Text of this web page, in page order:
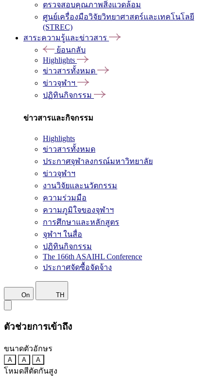
ตรวจสอบคุณภาพสิ่งแวดล้อม
ศูนย์เครื่องมือวิจัยวิทยาศาสตร์และเทคโนโลยี
(STREC)
สาระความรู้และข่าวสาร
ย้อนกลับ
Highlights
ข่าวสารทั้งหมด
ข่าวจุฬาฯ
ปฏิทินกิจกรรม
ข่าวสารและกิจกรรม
Highlights
ข่าวสารทั้งหมด
ประกาศจุฬาลงกรณ์มหาวิทยาลัย
ข่าวจุฬาฯ
งานวิจัยและนวัตกรรม
ความร่วมมือ
ความภูมิใจของจุฬาฯ
การศึกษาและหลักสูตร
จุฬาฯ ในสื่อ
ปฏิทินกิจกรรม
The 166th ASAIHL Conference
ประกาศจัดซื้อจัดจ้าง
On TH
ตัวช่วยการเข้าถึง
ขนาดตัวอักษร
A A A
โหมดสีตัดกันสูง